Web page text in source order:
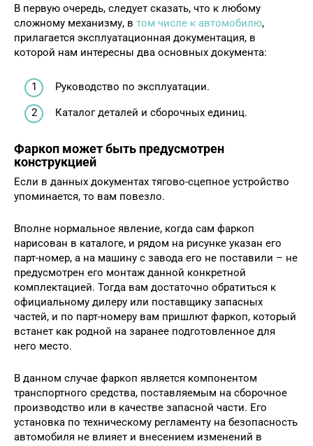
В первую очередь, следует сказать, что к любому
сложному механизму, в том числе к автомобилю,
прилагается эксплуатационная документация, в
которой нам интересны два основных документа:
Руководство по эксплуатации.
Каталог деталей и сборочных единиц.
Фаркоп может быть предусмотрен
конструкцией
Если в данных документах тягово-сцепное устройство
упоминается, то вам повезло.
Вполне нормальное явление, когда сам фаркоп
нарисован в каталоге, и рядом на рисунке указан его
парт-номер, а на машину с завода его не поставили – не
предусмотрен его монтаж данной конкретной
комплектацией. Тогда вам достаточно обратиться к
официальному дилеру или поставщику запасных
частей, и по парт-номеру вам пришлют фаркоп, который
встанет как родной на заранее подготовленное для
него место.
В данном случае фаркоп является компонентом
транспортного средства, поставляемым на сборочное
производство или в качестве запасной части. Его
установка по техническому регламенту на безопасность
автомобиля не влияет и внесением изменений в